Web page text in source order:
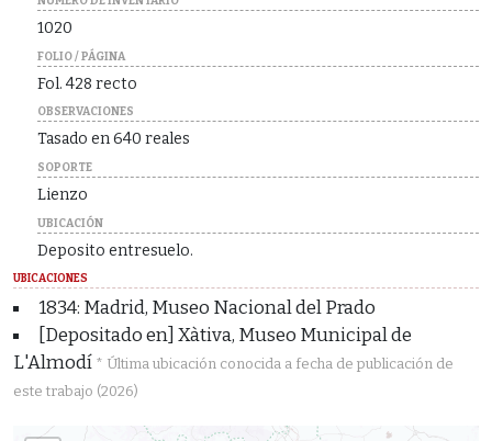
1020
FOLIO / PÁGINA
Fol. 428 recto
OBSERVACIONES
Tasado en 640 reales
SOPORTE
Lienzo
UBICACIÓN
Deposito entresuelo.
UBICACIONES
1834: Madrid, Museo Nacional del Prado
[Depositado en] Xàtiva, Museo Municipal de
L'Almodí * Última ubicación conocida a fecha de publicación de
este trabajo (2026)